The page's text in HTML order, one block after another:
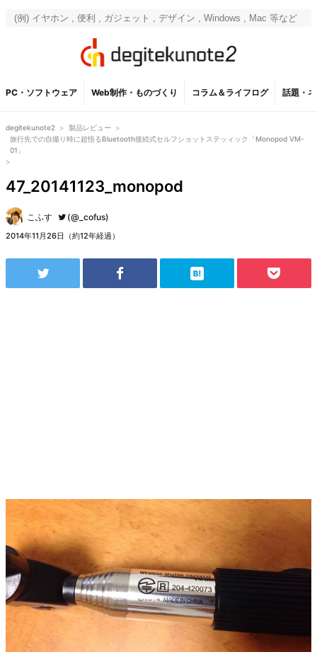
PC・ソフトウェア Web制作・ものづくり コラム＆ライフログ 話題・
degitekunote2 > 製品レビュー
>
旅行先での自撮り時に超悟るBluetooth接続式セルフショットステッィック「Monopod VM-
01」
>
47_20141123_monopod
こふす (@_cofus)
2014年11月26日（約12年経過）